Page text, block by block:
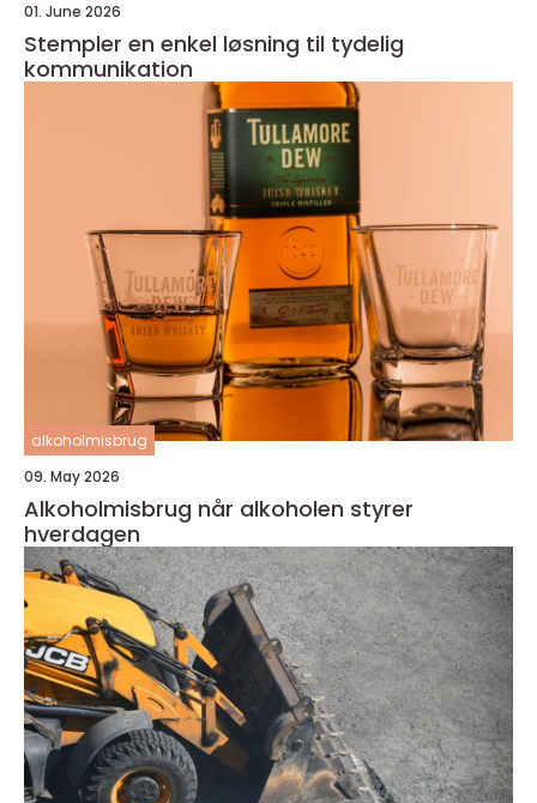
01. June 2026
Stempler en enkel løsning til tydelig
kommunikation
alkoholmisbrug
09. May 2026
Alkoholmisbrug når alkoholen styrer
hverdagen